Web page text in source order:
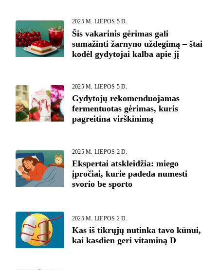
2025 M. LIEPOS 5 D.
Šis vakarinis gėrimas gali
sumažinti žarnyno uždegimą – štai
kodėl gydytojai kalba apie jį
2025 M. LIEPOS 5 D.
Gydytojų rekomenduojamas
fermentuotas gėrimas, kuris
pagreitina virškinimą
2025 M. LIEPOS 2 D.
Ekspertai atskleidžia: miego
įpročiai, kurie padeda numesti
svorio be sporto
2025 M. LIEPOS 2 D.
Kas iš tikrųjų nutinka tavo kūnui,
kai kasdien geri vitaminą D